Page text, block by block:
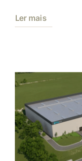
Ler mais